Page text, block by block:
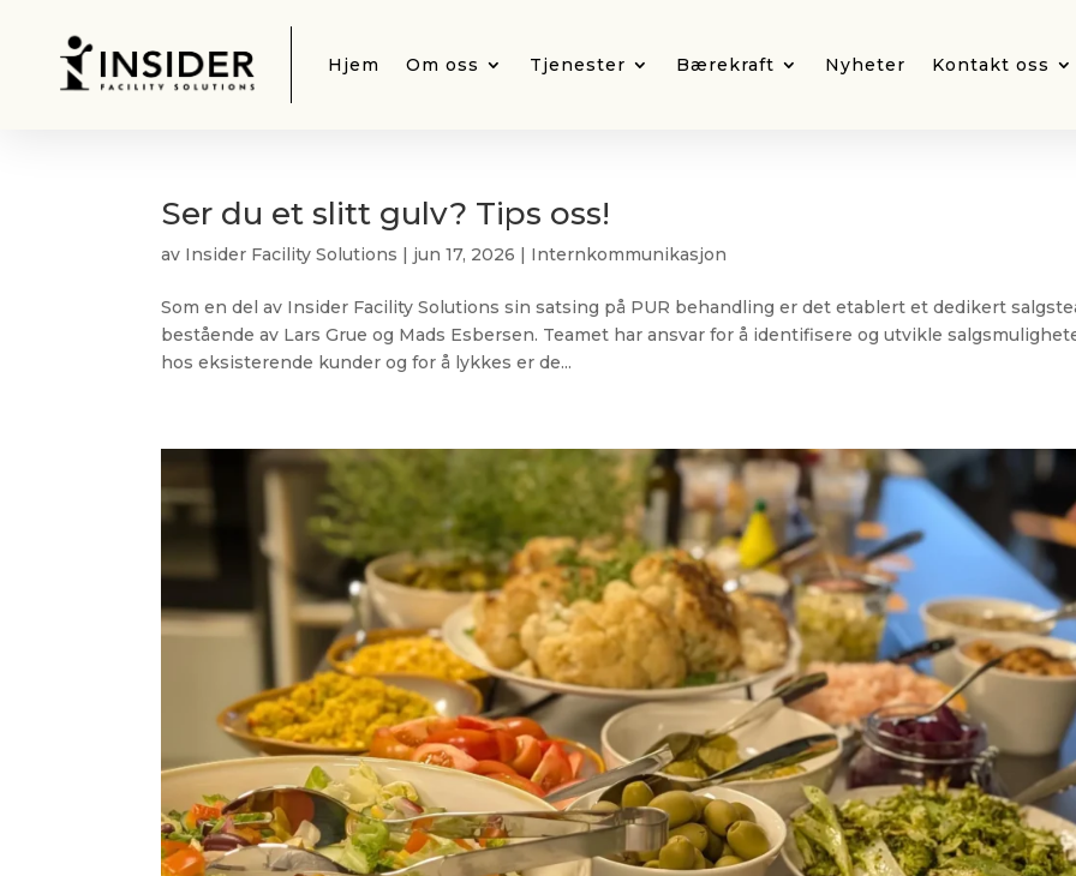
Hjem Om oss Tjenester Bærekraft Nyheter Kontakt oss
Ser du et slitt gulv? Tips oss!
av Insider Facility Solutions | jun 17, 2026 | Internkommunikasjon
Som en del av Insider Facility Solutions sin satsing på PUR behandling er det etablert et dedikert
bestående av Lars Grue og Mads Esbersen. Teamet har ansvar for å identifisere og utvikle
hos eksisterende kunder og for å lykkes er de...